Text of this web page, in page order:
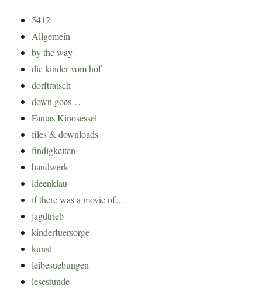
5412
Allgemein
by the way
die kinder vom hof
dorftratsch
down goes…
Fantas Kinosessel
files & downloads
findigkeiten
handwerk
ideenklau
if there was a movie of…
jagdtrieb
kinderfuersorge
kunst
leibesuebungen
lesestunde